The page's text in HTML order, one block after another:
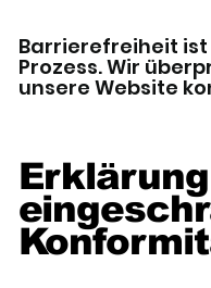
Barrierefreiheit
Prozess. Wir
unsere Website